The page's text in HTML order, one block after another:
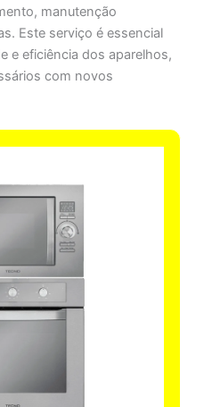
manutenção
Este serviço é essencial
e eficiência dos aparelhos,
com novos